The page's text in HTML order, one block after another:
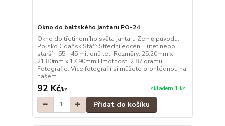
Okno do baltského jantaru PO-24
Okno do třetihorního světa jantaru Země původu:
Polsko Gdaňsk Stáří: Střední eocén, Lutet nebo
starší - 55 - 45 milionů let. Rozměry: 25.20mm x
21.80mm x 17.90mm Hmotnost: 2.87 gramu
Fotografie: Více fotografií si můžete prohlédnou na
našem
92 Kč/ks skladem 1 ks
Přidat do košíku